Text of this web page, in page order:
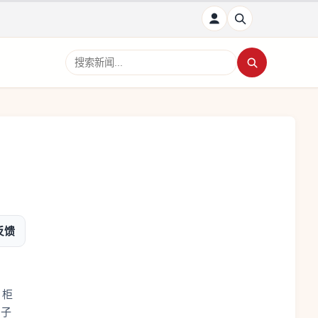
搜索新闻
馈